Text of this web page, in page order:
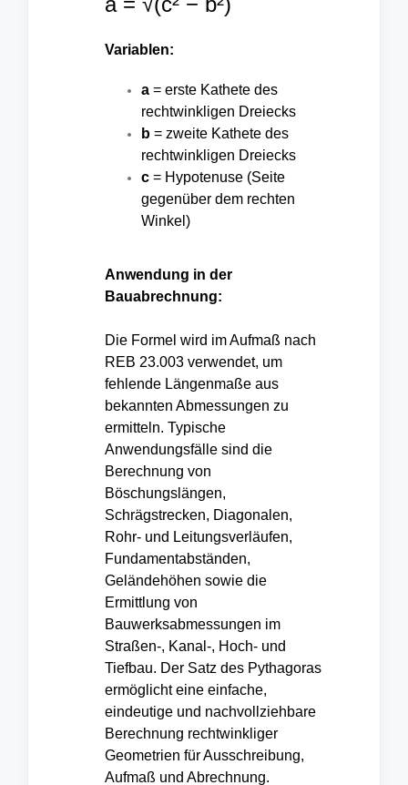
Variablen:
a= erste Kathete des
rechtwinkligen Dreiecks
b= zweite Kathete des
rechtwinkligen Dreiecks
c= Hypotenuse (Seite
gegenüber dem rechten
Winkel)
Anwendung in der
Bauabrechnung:
Die Formel wird im Aufmaß nach
REB 23.003 verwendet, um
fehlende Längenmaße aus
bekannten Abmessungen zu
ermitteln. Typische
Anwendungsfälle sind die
Berechnung von
Böschungslängen,
Schrägstrecken, Diagonalen,
Rohr- und Leitungsverläufen,
Fundamentabständen,
Geländehöhen sowie die
Ermittlung von
Bauwerksabmessungen im
Straßen-, Kanal-, Hoch- und
Tiefbau. Der Satz des Pythagoras
ermöglicht eine einfache,
eindeutige und nachvollziehbare
Berechnung rechtwinkliger
Geometrien für Ausschreibung,
Aufmaß und Abrechnung.